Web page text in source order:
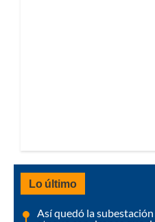
Lo último
Así quedó la